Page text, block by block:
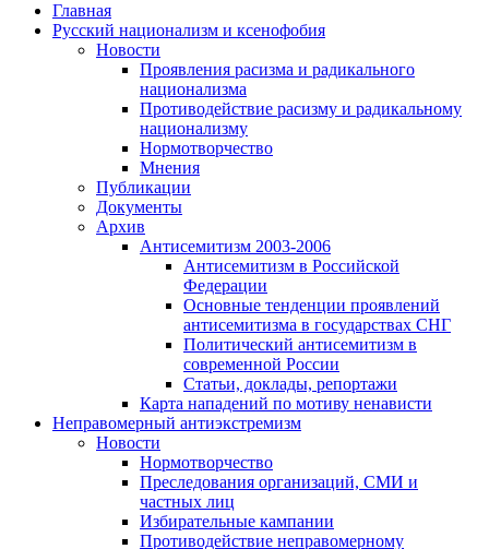
Главная
Русский национализм и ксенофобия
Новости
Проявления расизма и радикального
национализма
Противодействие расизму и радикальному
национализму
Нормотворчество
Мнения
Публикации
Документы
Архив
Антисемитизм 2003-2006
Антисемитизм в Российской
Федерации
Основные тенденции проявлений
антисемитизма в государствах СНГ
Политический антисемитизм в
современной России
Статьи, доклады, репортажи
Карта нападений по мотиву ненависти
Неправомерный антиэкстремизм
Новости
Нормотворчество
Преследования организаций, СМИ и
частных лиц
Избирательные кампании
Противодействие неправомерному